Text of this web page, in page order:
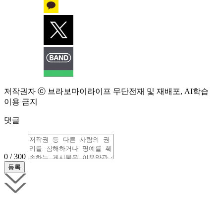
저작권자 ⓒ 브라보마이라이프 무단전재 및 재배포, AI학습
이용 금지
댓글
0 / 300